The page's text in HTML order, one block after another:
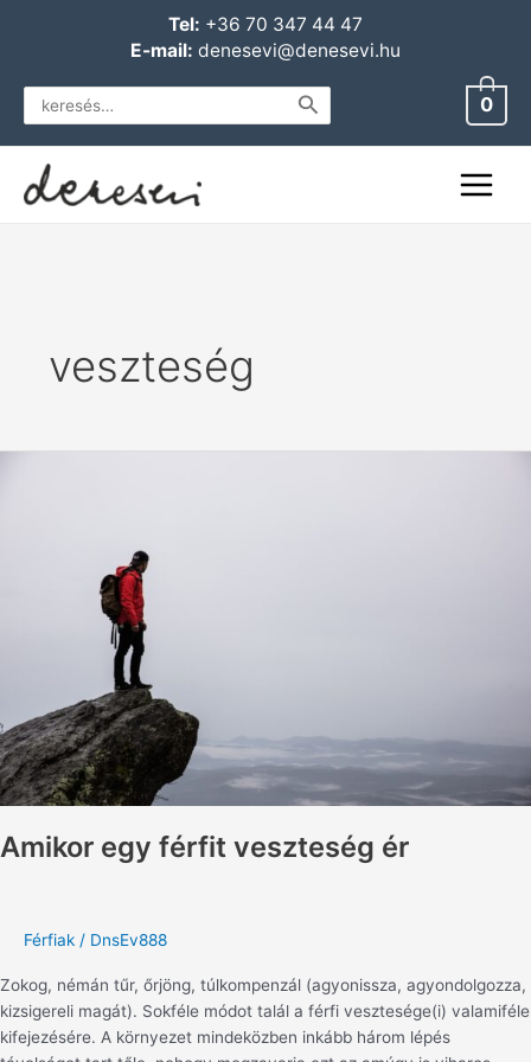
Tel: +36 70 347 44 47
E-mail: denesevi@denesevi.hu
Search
for:
0
veszteség
Amikor egy férfit veszteség ér
Férfiak / DnsEv888
Zokog, némán tűr, őrjöng, túlkompenzál (agyonissza, agyondolgozza,
kizsigereli magát). Sokféle módot talál a férfi vesztesége(i) valamiféle
kifejezésére. A környezet mindeközben inkább három lépés